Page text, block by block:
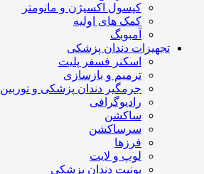
کپسول اکسیژن و مانومتر
کمک های اولیه
آمبوبگ
تجهیزات دندان پزشکی
اسکنر فسفر پلیت
ترمیم و بازسازی
جرمگیر دندان پزشکی و توربین
رادیوگرافی
ساکشن
سرساکشن
فرزها
لوپ و لایت
یونیت دندان پزشکی